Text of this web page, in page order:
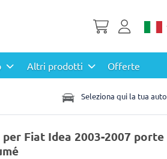
Altri prodotti Offerte
Seleziona qui la tua auto
Fiat Idea 2003-2007 porte